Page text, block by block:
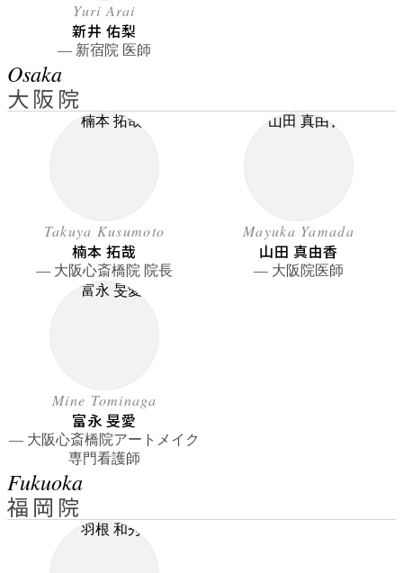
Yuri Arai
新井 佑梨
― 新宿院 医師
Osaka
大阪院
Takuya Kusumoto
楠本 拓哉
― 大阪心斎橋院 院長
Mayuka Yamada
山田 真由香
― 大阪院医師
Mine Tominaga
富永 旻愛
― 大阪心斎橋院アートメイク
専門看護師
Fukuoka
福岡院